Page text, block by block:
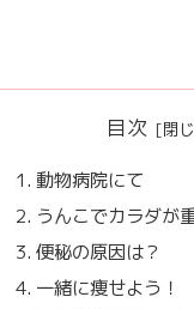
目次
動物病院にて
うんこでカラダが
便秘の原因は？
一緒に痩せよう！